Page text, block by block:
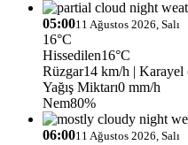
05:0011 Ağustos 2026, Salı
16°C
Hissedilen16°C
Rüzgar14 km/h | Karayel
Yağış Miktarı0 mm/h
Nem80%
06:0011 Ağustos 2026, Salı